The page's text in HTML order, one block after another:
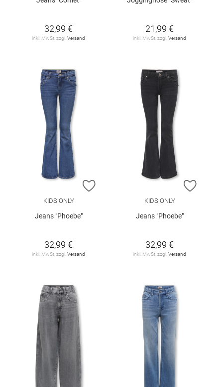
32,99 €
inkl. MwSt. zzgl.Versand
21,99 €
inkl. MwSt. zzgl.Versand
ZUR WUNSCHLISTE HINZUFÜGEN
KIDS ONLY
Jeans "Phoebe"
32,99 €
inkl. MwSt. zzgl. Versand
ZUR
KIDS ONLY
Jeans "Phoebe"
32,99 €
inkl. MwSt. zzgl. Versand